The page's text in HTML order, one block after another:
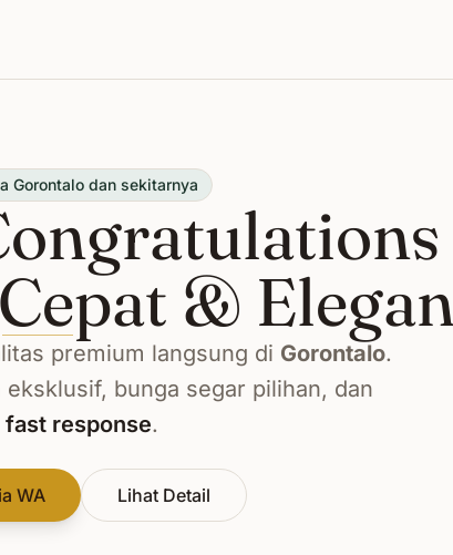
Gorontalo dan sekitarnya
&
premium langsung di Gorontalo.
bunga segar pilihan, dan
fast response.
WA Lihat Detail